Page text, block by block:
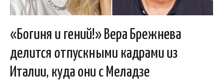
«Богиня и гений!» Вера Брежнева
делится отпускными кадрами из
Италии, куда они с Меладзе